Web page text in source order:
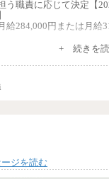
職責に応じて決定【
284,000円または月給
後早期から、自律的
を担う方については、さ
に加え、所定労働時間
+ 続きを
ジを読む